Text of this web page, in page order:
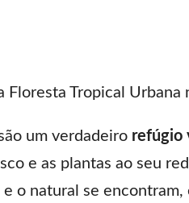
Floresta Tropical
um verdadeiro refúgio
e as plantas ao seu
o natural se